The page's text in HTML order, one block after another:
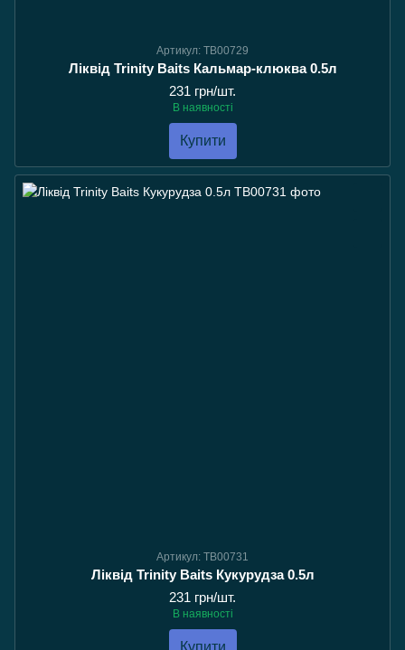
Артикул: TB00729
Ліквід Trinity Baits Кальмар-клюква 0.5л
231 грн/шт.
В наявності
Купити
Артикул: TB00731
Ліквід Trinity Baits Кукурудза 0.5л
231 грн/шт.
В наявності
Купити